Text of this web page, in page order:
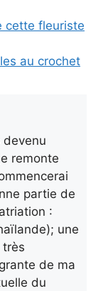
cette fleuriste
au crochet
devenu
remonte
partie de
:
une
très
de ma
du